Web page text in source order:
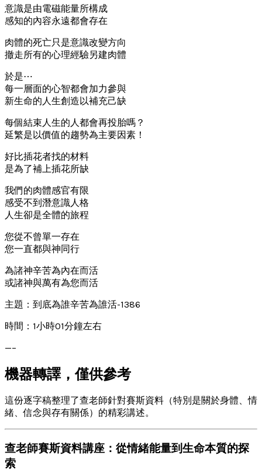
意識是由電磁能量所構成
感知的內容永遠都會存在
肉體的死亡只是意識改變方向
撤走所有的心理經驗另建肉體
於是⋯
每一層面的心智都會加力參與
新生命的人生創造以補充己缺
每個結束人生的人都會再投胎嗎？
延繁是以價值的趨勢為主要因素！
好比插花者找的材料
是為了補上插花所缺
我們的肉體感官有限
感受不到潛意識人格
人生卻是全體的旅程
您從不曾單一存在
您一直都與神同行
為諸神辛苦為內在而活
或諸神與萬有為您而活
主題：到底為誰辛苦為誰活-1386
時間：1小時01分鐘左右
—–
機器轉譯，僅供參考
這份逐字稿整理了查老師針對賽斯資料（特別是關於身體、情
緒、信念與存有關係）的精彩講述。
查老師賽斯資料講座：從情緒能量到生命本質的探
索